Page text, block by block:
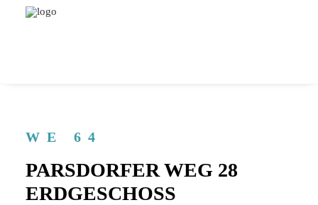
WE 64
PARSDORFER WEG 28
ERDGESCHOSS